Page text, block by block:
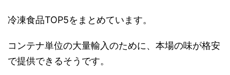
冷凍食品TOP5をまとめています。
コンテナ単位の大量輸入のために、本場の味が格安
で提供できるそうです。